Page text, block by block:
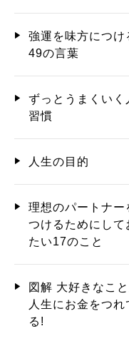
強運を味方につけ
49の言葉
ずっとうまくいく
習慣
人生の目的
理想のパートナー
つけるためにして
たい17のこと
図解 大好きなこ
人生にお金をつれ
る!